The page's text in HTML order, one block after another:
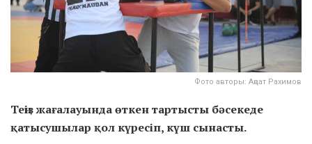
Фото авторы: Аңсат Рахимов
Теңіз жағалауында өткен тартысты бәсекеде
қатысушылар қол күресіп, күш сынасты.